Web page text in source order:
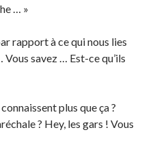
… »
rapport à ce qui nous lies
savez … Est-ce qu’ils
plus que ça ?
? Hey, les gars ! Vous